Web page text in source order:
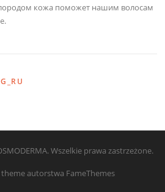
кожа поможет нашим волосам
Wszelkie prawa zastrzeżone.
themeautorstwa FameThemes